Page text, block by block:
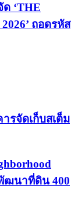
‘THE
ถอดรหัส
รจัดเก็บสเต็ม
ฒนาที่ดิน 400